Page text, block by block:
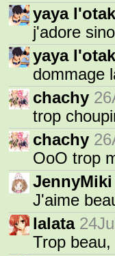
yaya
j'adore
yaya
dommage
chachy
trop
chachy
OoO trop
JennyMiki
J'aime
lalata
Trop